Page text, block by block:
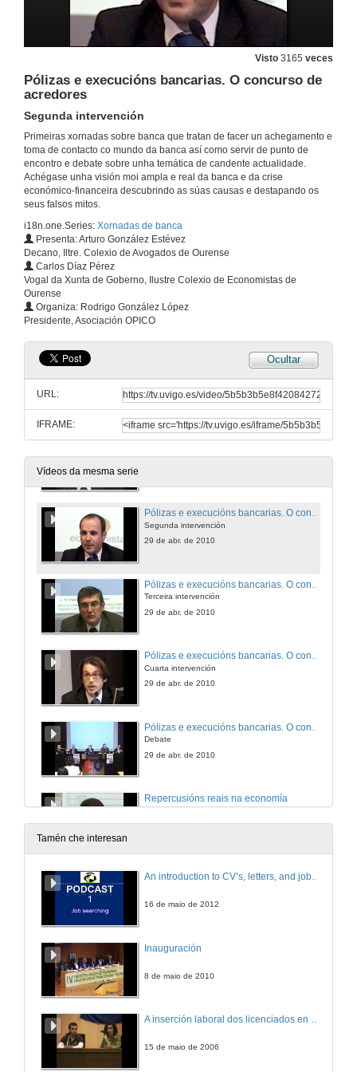
Visto 3165 veces
Pólizas e execucións bancarias. O concurso de
acredores
Segunda intervención
Primeiras xornadas sobre banca que tratan de facer un achegamento e
toma de contacto co mundo da banca así como servir de punto de
encontro e debate sobre unha temática de candente actualidade.
Achégase unha visión moi ampla e real da banca e da crise
económico-financeira descubrindo as súas causas e destapando os
seus falsos mitos.
i18n.one.Series: Xornadas de banca
Presenta: Arturo González Estévez
Decano, Iltre. Colexio de Avogados de Ourense
Carlos Díaz Pérez
Vogal da Xunta de Goberno, Ilustre Colexio de Economistas de
Ourense
Organiza: Rodrigo González López
Presidente, Asociación OPICO
Ocultar
URL:
IFRAME:
Vídeos da mesma serie
28 de abr. de 2010
Asesoría, ética e profesionalismo na Banca
Fondos e selección de investimentos
29 de abr. de 2010
Quenda de preguntas
29 de abr. de 2010
29 de abr. de 2010
29 de abr. de 2010
Pólizas e execucións bancarias. O concurso de acredores
Pólizas e execucións bancarias. O concurso de acredores
Segunda intervención
29 de abr. de 2010
Terceira intervención
29 de abr. de 2010
Pólizas e execucións bancarias. O concurso de acredores
Cuarta intervención
29 de abr. de 2010
Debate
29 de abr. de 2010
Repercusións reais na economía
30 de abr. de 2010
Primeira intervención
Segunda intervención
Tamén che interesan
An introduction to CV’s, letters, and job searching
16 de maio de 2012
Inauguración
8 de maio de 2010
A inserción laboral dos licenciados en Ciencias do Mar: a carreira investigadora
15 de maio de 2006